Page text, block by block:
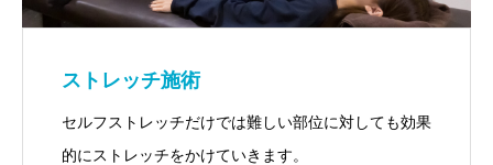
ストレッチ施術
セルフストレッチだけでは難しい部位に対しても効果
的にストレッチをかけていきます。